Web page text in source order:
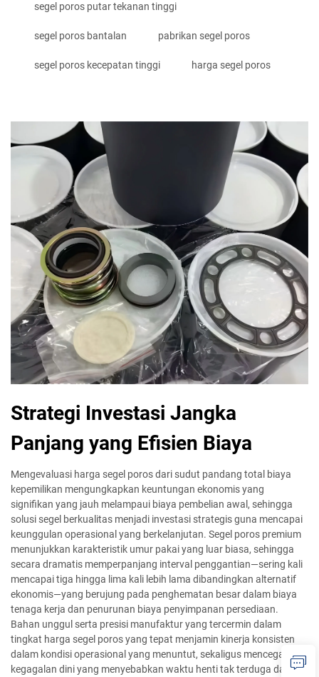
segel poros putar tekanan tinggi
segel poros bantalan pabrikan segel poros
segel poros kecepatan tinggi harga segel poros
Strategi Investasi Jangka
Panjang yang Efisien Biaya
Mengevaluasi harga segel poros dari sudut pandang total biaya
kepemilikan mengungkapkan keuntungan ekonomis yang
signifikan yang jauh melampaui biaya pembelian awal, sehingga
solusi segel berkualitas menjadi investasi strategis guna mencapai
keunggulan operasional yang berkelanjutan. Segel poros premium
menunjukkan karakteristik umur pakai yang luar biasa, sehingga
secara dramatis memperpanjang interval penggantian—sering kali
mencapai tiga hingga lima kali lebih lama dibandingkan alternatif
ekonomis—yang berujung pada penghematan besar dalam biaya
tenaga kerja dan penurunan biaya penyimpanan persediaan.
Bahan unggul serta presisi manufaktur yang tercermin dalam
tingkat harga segel poros yang tepat menjamin kinerja konsisten
dalam kondisi operasional yang menuntut, sekaligus mencegah
kegagalan dini yang menyebabkan waktu henti tak terduga dan